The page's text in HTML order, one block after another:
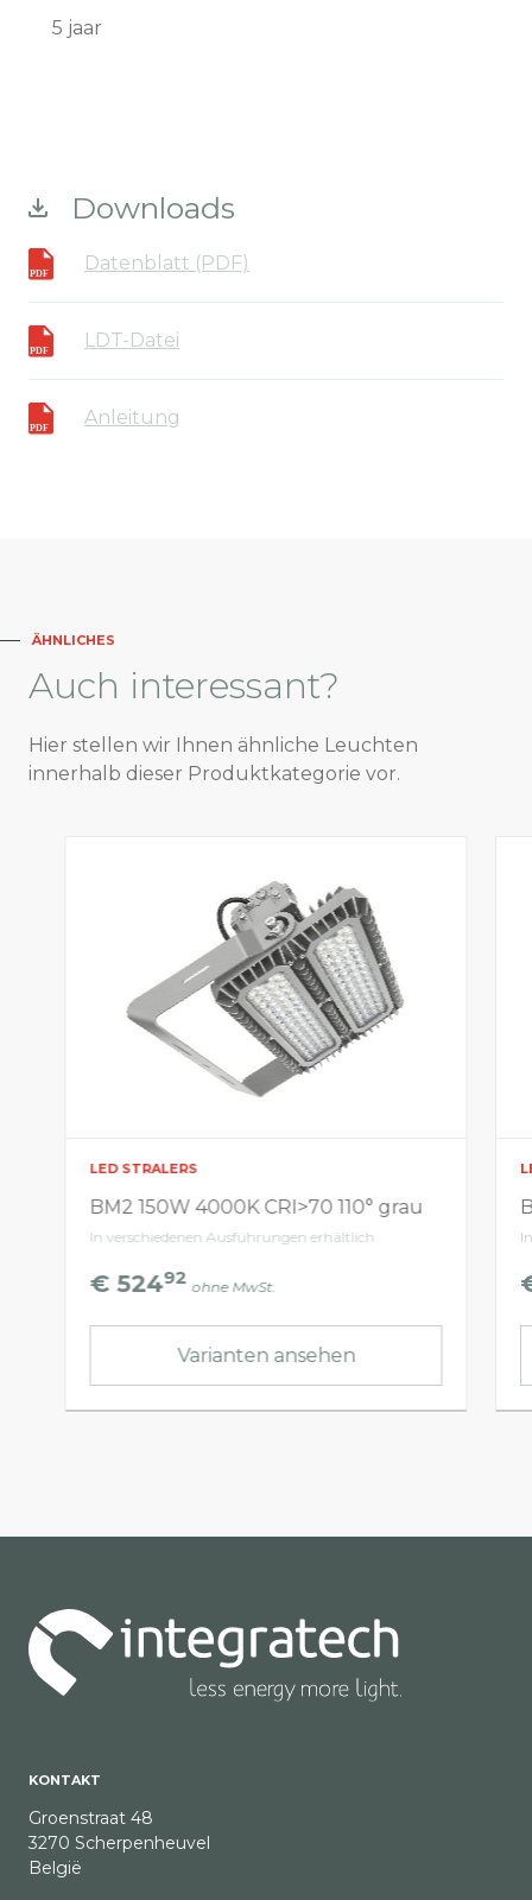
5 jaar
Downloads
Datenblatt (PDF)
LDT-Datei
Anleitung
ÄHNLICHES
Auch interessant?
Hier stellen wir Ihnen ähnliche Leuchten
innerhalb dieser Produktkategorie vor.
LED STRALERS
BM2 150W 4000K CRI>70 110° grau
In verschiedenen Ausführungen erhältlich
€ 52492 ohne MwSt.
Varianten ansehen
KONTAKT
Groenstraat 48
3270 Scherpenheuvel
België